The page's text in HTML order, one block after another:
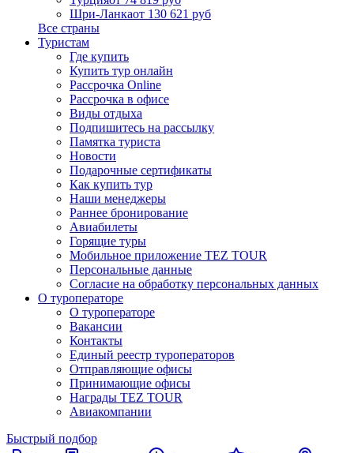
Шри-Ланкаот 130 621 руб
Все страны
Туристам
Где купить
Купить тур онлайн
Рассрочка Online
Рассрочка в офисе
Виды отдыха
Подпишитесь на рассылку
Памятка туриста
Новости
Подарочные сертификаты
Как купить тур
Наши менеджеры
Раннее бронирование
Авиабилеты
Горящие туры
Мобильное приложение TEZ TOUR
Персональные данные
Согласие на обработку персональных данных
О туроператоре
О туроператоре
Вакансии
Контакты
Единый реестр туроператоров
Отправляющие офисы
Принимающие офисы
Награды TEZ TOUR
Авиакомпании
Быстрый подбор